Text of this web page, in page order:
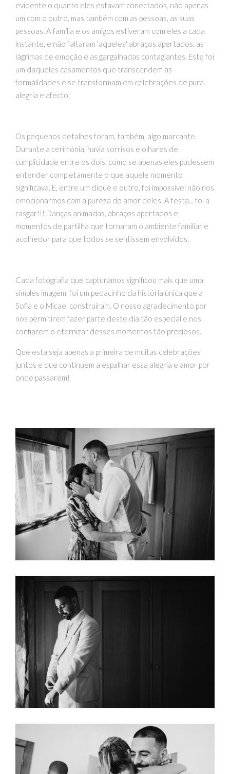
evidente o quanto eles estavam conectados, não apenas
um com o outro, mas também com as pessoas, as suas
pessoas. A família e os amigos estiveram com eles a cada
instante, e não faltaram 'aqueles' abraços apertados, as
lágrimas de emoção e as gargalhadas contagiantes. Este foi
um daqueles casamentos que transcendem as
formalidades e se transformam em celebrações de pura
alegria e afecto.
Os pequenos detalhes foram, também, algo marcante.
Durante a cerimónia, havia sorrisos e olhares de
cumplicidade entre os dois, como se apenas eles pudessem
entender completamente o que aquele momento
significava. E, entre um clique e outro, foi impossível não nos
emocionarmos com a pureza do amor deles. A festa... foi a
rasgar!!! Danças animadas, abraços apertados e
momentos de partilha que tornaram o ambiente familiar e
acolhedor para que todos se sentissem envolvidos.
Cada fotografia que capturamos significou mais que uma
simples imagem, foi um pedacinho da história única que a
Sofia e o Micael construíram. O nosso agradecimento por
nos permitirem fazer parte deste dia tão especial e nos
confiarem o eternizar desses momentos tão preciosos.
Que esta seja apenas a primeira de muitas celebrações
juntos e que continuem a espalhar essa alegria e amor por
onde passarem!